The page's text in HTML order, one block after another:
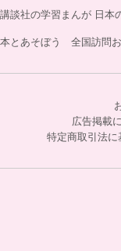
講談社の学習まんが 日本
本とあそぼう 全国訪問
広告掲載
特定商取引法